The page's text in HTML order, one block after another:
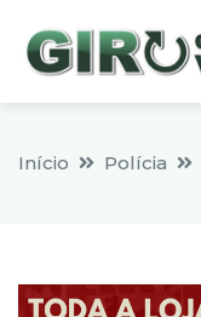
Início Polícia